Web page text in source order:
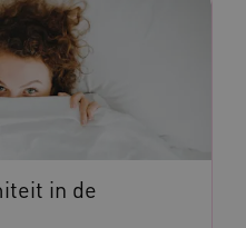
in de
Provider/Domein
.youtube.com
.youtube.com
.kennispleingehandicaptensector.nl